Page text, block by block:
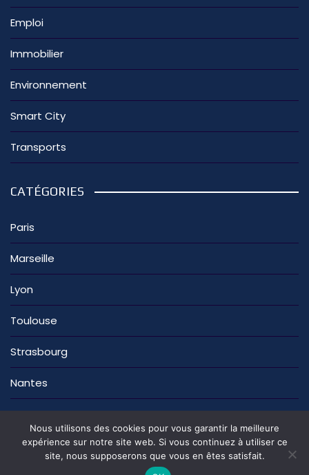
Emploi
Immobilier
Environnement
Smart City
Transports
CATÉGORIES
Paris
Marseille
Lyon
Toulouse
Strasbourg
Nantes
La rédaction Nous contacter
Mentions légales
Nous utilisons des cookies pour vous garantir la meilleure
expérience sur notre site web. Si vous continuez à utiliser ce
site, nous supposerons que vous en êtes satisfait.